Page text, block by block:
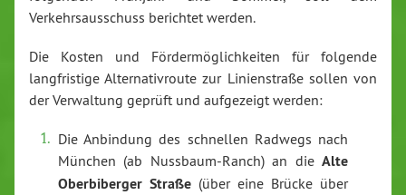
Verkehrsausschuss berichtet werden.
Die Kosten und Fördermöglichkeiten für folgende
langfristige Alternativroute zur Linienstraße sollen von
der Verwaltung geprüft und aufgezeigt werden:
Die Anbindung des schnellen Radwegs nach
München (ab Nussbaum-Ranch) an die Alte
Oberbiberger Straße (über eine Brücke über